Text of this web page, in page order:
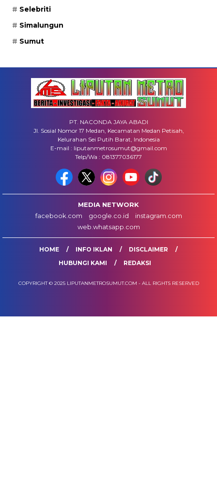
Selebriti
Simalungun
Sumut
PT. NACONDA JAYA ABADI
Jl. Sosial Nomor 17 Medan, Kecamatan Medan Petisah,
Kelurahan Sei Putih Barat, Indonesia
E-mail : liputanmetrosumut@gmail.com
Telp/Wa : 081377036177
MEDIA NETWORK
facebook.com
google.co.id
instagram.com
web.whatsapp.com
HOME INFO IKLAN
DISCLAIMER
HUBUNGI KAMI
REDAKSI
COPYRIGHT © 2025 LIPUTANMETROSUMUT.COM - ALL RIGHTS RESERVED